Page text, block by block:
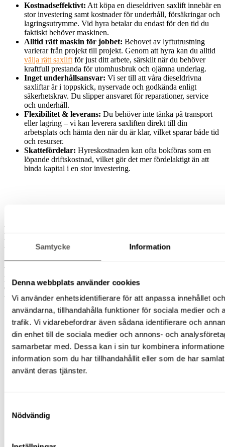
Samtycke Information
Denna webbplats använder cookies
Vi använder enhetsidentifierare för att anpassa innehållet
användarna, tillhandahålla funktioner för sociala medier och
trafik. Vi vidarebefordrar även sådana identifierare och
din enhet till de sociala medier och annons- och
samarbetar med. Dessa kan i sin tur kombinera
information som du har tillhandahållit eller som de har
använt deras tjänster.
Nödvändig
Kostnadseffektivt: Att köpa en dieseldriven saxlift innebär en
stor investering samt kostnader för underhåll, försäkringar och
lagringsutrymme. Vid hyra betalar du endast för den tid du
faktiskt behöver maskinen.
Alltid rätt maskin för jobbet: Behovet av lyftutrustning
varierar från projekt till projekt. Genom att hyra kan du alltid
välja rätt saxlift för just ditt arbete, särskilt när du behöver
kraftfull prestanda för utomhusbruk och ojämna underlag.
Inget underhållsansvar: Vi ser till att våra dieseldrivna
saxliftar är i toppskick, nyservade och godkända enligt
säkerhetskrav. Du slipper ansvaret för reparationer, service
och underhåll.
Flexibilitet & leverans: Du behöver inte tänka på transport
eller lagring – vi kan leverera saxliften direkt till din
arbetsplats och hämta den när du är klar, vilket sparar både tid
och resurser.
Skattefördelar: Hyreskostnaden kan ofta bokföras som en
löpande driftskostnad, vilket gör det mer fördelaktigt än att
binda kapital i en stor investering.
Därför ska du hyra dieseldriven saxlift
hos Ripskogs Lift & Maskin i Finspång
Vi är en lokalt förankrad maskinuthyrare med depåer i Norrköping,
Linköping och Finspång, men vi hyr ut dieseldrivna saxliftar till hela
Östergötland och angränsande områden. Våra kunder väljer oss för
vår personliga service, snabbhet och flexibilitet.
Snabb service & reparation:Om något skulle hända med
liften ute på arbetsplatsen lagar vi 90% av felen direkt på
plats. Då vi ofta kan vara på plats inom en timme betyder det
att du snabbt kan fortsätta arbetet utan onödiga förseningar.
Brett sortiment:Vi har ett urval av saxliftar i olika storlekar
och modeller för att passa just dina behov.
Underhållna och besiktigade maskiner:
servas regelbundet och är säkerhetsbesiktigade, så du kan lita
varje hyrtillfälle, efter en speciellt framtagen lista för